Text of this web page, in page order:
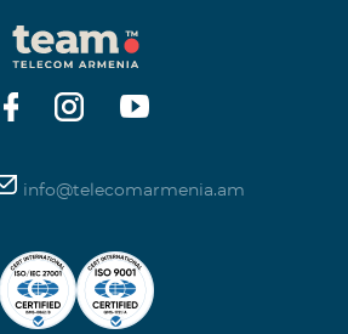
info@telecomarmenia.am